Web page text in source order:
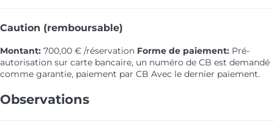
Caution (remboursable)
Montant: 700,00 € /réservation Forme de paiement: Pré-
autorisation sur carte bancaire, un numéro de CB est demandé
comme garantie, paiement par CB Avec le dernier paiement.
Observations